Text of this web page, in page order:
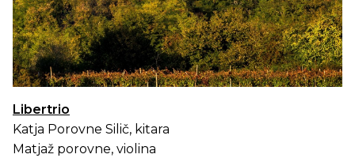
Libertrio
Katja Porovne Silič, kitara
Matjaž porovne, violina